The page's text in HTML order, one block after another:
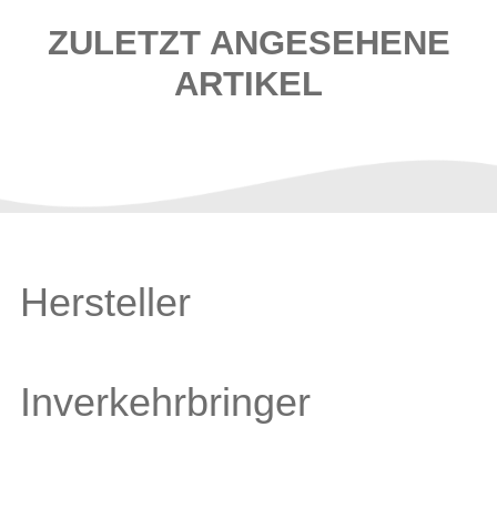
ZULETZT ANGESEHENE
ARTIKEL
Hersteller
Inverkehrbringer